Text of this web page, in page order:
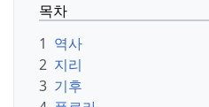
목차
1 역사
2 지리
3 기후